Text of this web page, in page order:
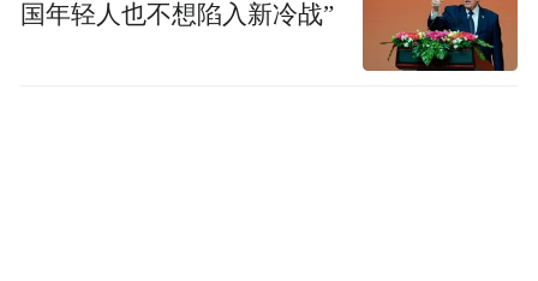
国年轻人也不想陷入新冷战”